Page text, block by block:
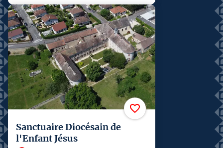
Sanctuaire Diocésain de
l'Enfant Jésus